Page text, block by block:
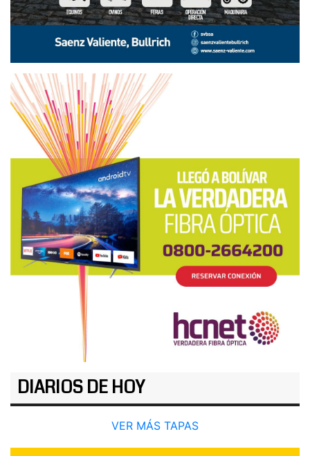
DIARIOS DE HOY
VER MÁS TAPAS